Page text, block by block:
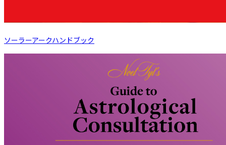
ソーラーアークハンドブック